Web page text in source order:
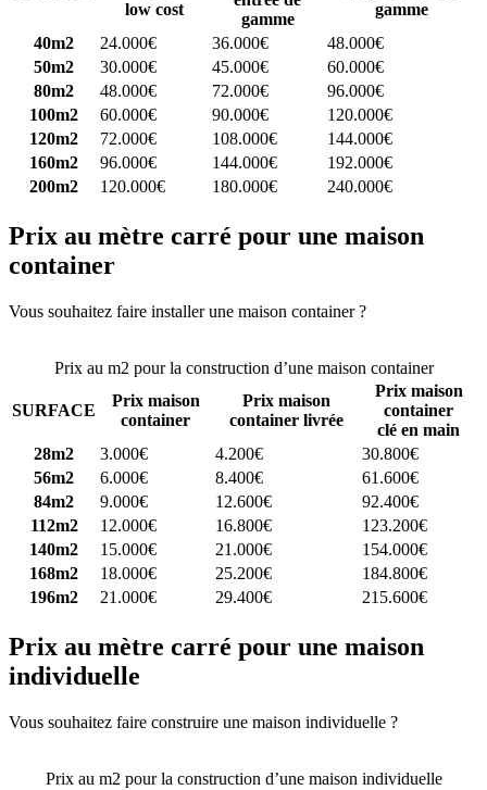
low cost
gamme
gamme
40m2
24.000€ 36.000€
48.000€
50m2
30.000€ 45.000€
60.000€
80m2
48.000€ 72.000€
96.000€
100m2
60.000€ 90.000€
120.000€
120m2
72.000€ 108.000€
144.000€
160m2
96.000€ 144.000€
192.000€
200m2
120.000€ 180.000€ 240.000€
Prix au mètre carré pour une maison
container
Vous souhaitez faire installer une maison container ?
Prix au m2 pour la construction d’une maison container
SURFACE
Prix maison
container
Prix maison
container livrée
Prix maison
container
clé en main
28m2
3.000€ 4.200€
30.800€
56m2
6.000€ 8.400€
61.600€
84m2
9.000€ 12.600€
92.400€
112m2
12.000€ 16.800€
123.200€
140m2
15.000€ 21.000€
154.000€
168m2
18.000€ 25.200€
184.800€
196m2
21.000€ 29.400€ 215.600€
Prix au mètre carré pour une maison
individuelle
Vous souhaitez faire construire une maison individuelle ?
Prix au m2 pour la construction d’une maison individuelle